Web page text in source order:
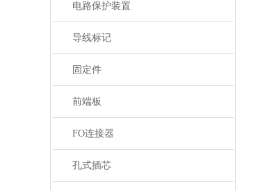
电路保护装置
导线标记
固定件
前端板
FO连接器
孔式插芯